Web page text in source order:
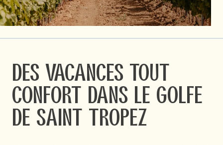
Des vacances tout
confort dans le Golfe
de Saint Tropez